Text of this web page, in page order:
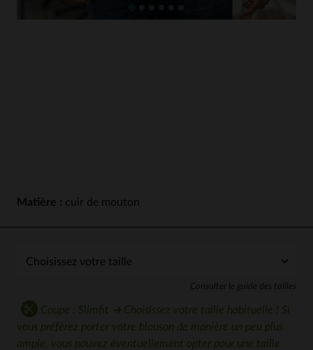
Matière : cuir de mouton
Consulter le guide des tailles
Coupe : Slimfit ➔ Choisissez votre taille habituelle ! Si
vous préférez porter votre blouson de manière un peu plus
ample, vous pouvez éventuellement opter pour une taille